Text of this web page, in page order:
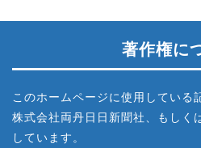
著作権に
このホームページに使用している
株式会社両丹日日新聞社、もしく
しています。